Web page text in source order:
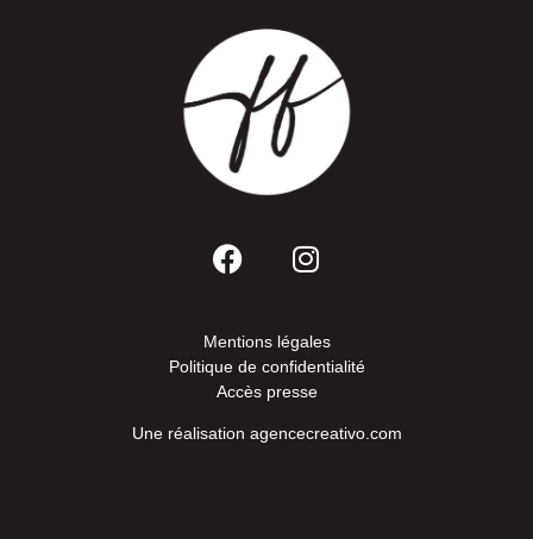
Mentions légales
Politique de confidentialité
Accès presse
Une réalisation agencecreativo.com